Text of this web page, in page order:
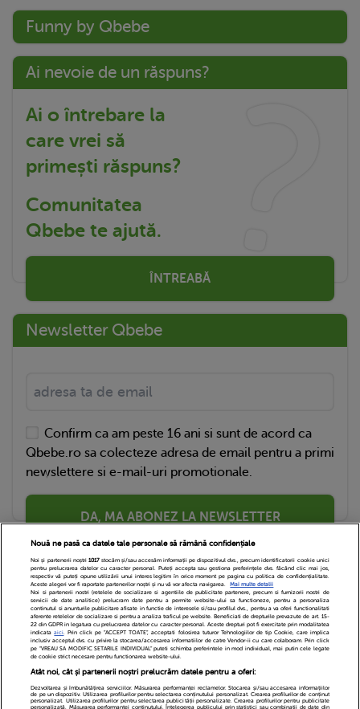
Funny by Qbebe
Ai nevoie de un răspuns?
Ai o întrebare la
care vrei să
primești răspuns?
Comunitatea
Qbebe te ajută.
ÎNTREABĂ
Newsletter Qbebe
Confirm ca am peste 16 ani si sunt de acord ca
Qbebe.ro sa colecteze adresa de email pentru a primi
newslettere si e-mail-uri promotionale.
DA, MA ABONEZ LA NEWSLETTER
Echipa Editoriala Newsletter
Contact
Cariere
Cookies
Politica de confidentialitate
DivaHair Cosmetics
Despre noi
Nouă ne pasă ca datele tale personale să rămână confidențiale
Noi și partenerii noștri 1017stocăm și/sau accesăm informații pe dispozitivul dvs., precum identificatorii cookie unici
pentru prelucrarea datelor cu caracter personal. Puteți accepta sau gestiona preferințele dvs. făcând clic mai jos,
respectiv vă puteți opune utilizării unui interes legitim în orice moment pe pagina cu politica de confidențialitate.
Aceste alegeri vor fi raportate partenerilor noștri și nu vă vor afecta navigarea.
Mai multe detalii
Noi si partenerii nostri (retelele de socializare si agentiile de publicitate partenere, precum si furnizorii nostri de
servicii de date analitice) prelucram date pentru a permite website-ului sa functioneze, pentru a personaliza
continutul si anunturile publicitare afisate in functie de interesele si/sau profilul dvs., pentru a va oferi functionalitati
aferente retelelor de socializare si pentru a analiza traficul pe website. Beneficiati de drepturile prevazute de art. 15-
22 din GDPR in legatura cu prelucrarea datelor cu caracter personal. Aceste drepturi pot fi exercitate prin modalitatea
indicataaici. Prin click pe “ACCEPT TOATE”, acceptati folosirea tuturor Tehnologiilor de tip Cookie, care implica
inclusiv acceptul dvs. cu privire la stocarea/accesarea informatiilor de catre Vendor-ii cu care colaboram. Prin click
pe “VREAU SA MODIFIC SETARILE INDIVIDUAL” puteti schimba preferintele in mod individual, mai putin cele legate
de cookie strict necesare pentru functionarea website-ului.
Atât noi, cât și partenerii noștri prelucrăm datele pentru a oferi:
Dezvoltarea și îmbunătățirea serviciilor. Măsurarea performanței reclamelor. Stocarea și/sau accesarea informațiilor
de pe un dispozitiv. Utilizarea profilurilor pentru selectarea conținutului personalizat. Crearea profilurilor de conținut
personalizat. Utilizarea profilurilor pentru selectarea publicității personalizate. Crearea profilurilor pentru publicitate
personalizată. Măsurarea performanței conținutului. Înțelegerea publicului prin statistici sau combinații de date din